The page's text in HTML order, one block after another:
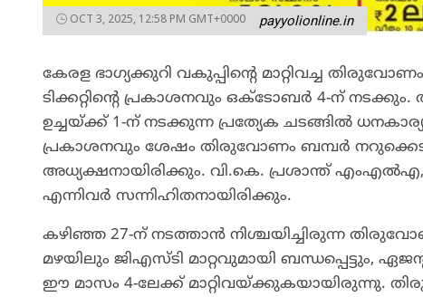
OCT 3, 2025, 12:58 PM GMT+0000 payyolionline.in
കേരള ഭാഗ്യക്കുറി വകുപ്പിന്റെ മാറ്റിവച്ച
ടിക്കറ്റിന്റെ പ്രകാശനവും ഒക്ടോബര്‍ 4-ന്
ഉച്ചയ്ക്ക് 1-ന് നടക്കുന്ന പ്രത്യേക ചടങ്ങില്‍
പ്രകാശനവും ശേഷം തിരുവോണം ബമ്പർ
അധ്യക്ഷനായിരിക്കും. വി.കെ. പ്രശാന്ത്
എന്നിവർ സന്നിഹിതനായിരിക്കും.
കഴിഞ്ഞ 27-ന് നടത്താന്‍ നിശ്ചയിച്ചിരുന്ന
മഴയിലും ജിഎസ്ടി മാറ്റവുമായി ബന്ധപ്പെട്ടും,
ഈ മാസം 4-ലേക്ക് മാറ്റിവയ്ക്കുകയായിരുന്നു.